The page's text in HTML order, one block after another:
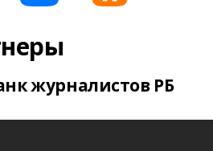
журналистов РБ